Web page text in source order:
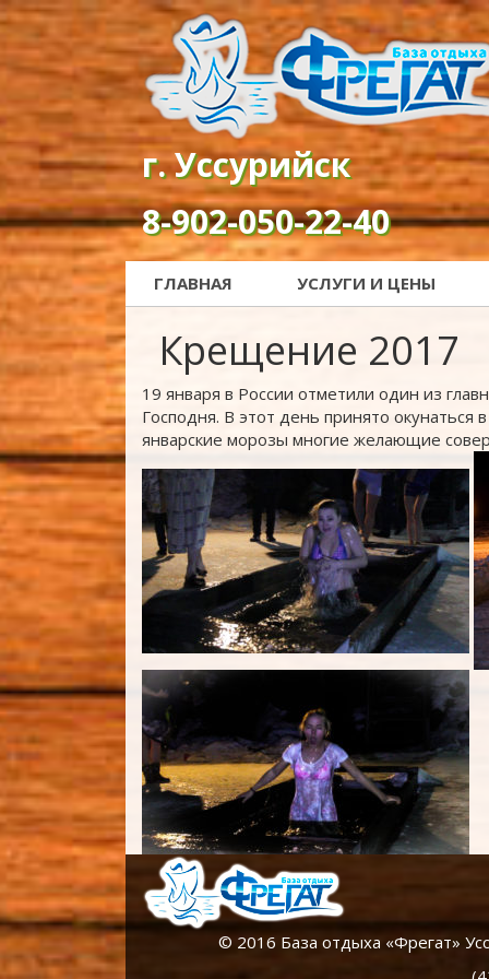
г. Уссурийск
8-902-050-22-40
ГЛАВНАЯ УСЛУГИ И ЦЕНЫ
Крещение 2017
19 января в России отметили один из
Господня. В этот день принято
январские морозы многие желающие
© 2016 База отдыха «Фрегат»